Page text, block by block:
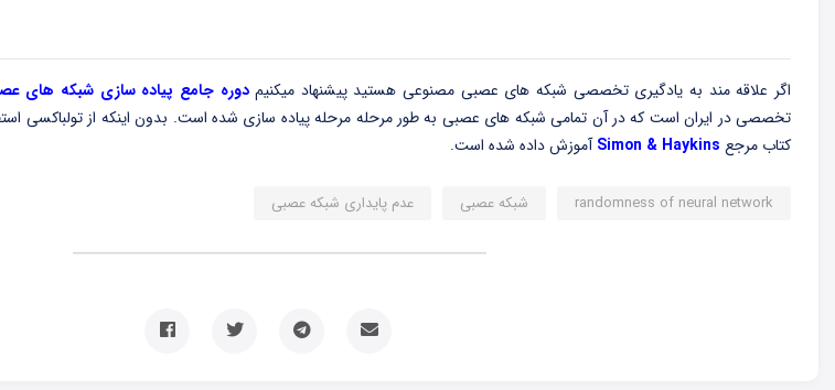
اگر علاقه مند به یادگیری تخصصی شبکه های عصبی مصنوعی هستید پیشنهاد میکنیمدوره جامع پیاده سازی شبکه های
تخصصی در ایران است که در آن تمامی شبکه های عصبی به طور مرحله مرحله پیاده سازی شده است. بدون اینکه از تولباکسی
کتاب مرجع Simon & Haykinsآموزش داده شده است.
randomness of neural network شبکه عصبی عدم پایداری شبکه عصبی